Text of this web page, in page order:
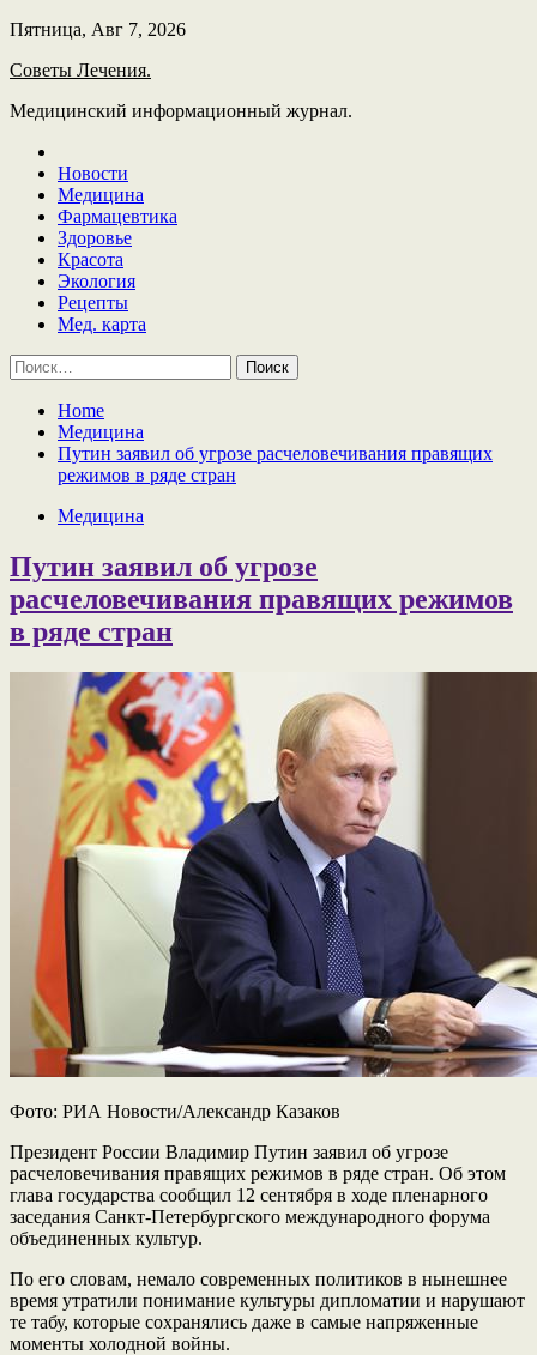
Skip
content
Пятница, Авг 7, 2026
Советы Лечения.
Медицинский информационный журнал.
Новости
Медицина
Фармацевтика
Здоровье
Красота
Экология
Рецепты
Мед. карта
Найти:
Home
Медицина
Путин заявил об угрозе расчеловечивания правящих
режимов в ряде стран
Медицина
Путин заявил об угрозе
расчеловечивания правящих режимов
в ряде стран
Фото: РИА Новости/Александр Казаков
Президент России Владимир Путин заявил об угрозе
расчеловечивания правящих режимов в ряде стран. Об этом
глава государства сообщил 12 сентября в ходе пленарного
заседания Санкт-Петербургского международного форума
объединенных культур.
По его словам, немало современных политиков в нынешнее
время утратили понимание культуры дипломатии и нарушают
те табу, которые сохранялись даже в самые напряженные
моменты холодной войны.